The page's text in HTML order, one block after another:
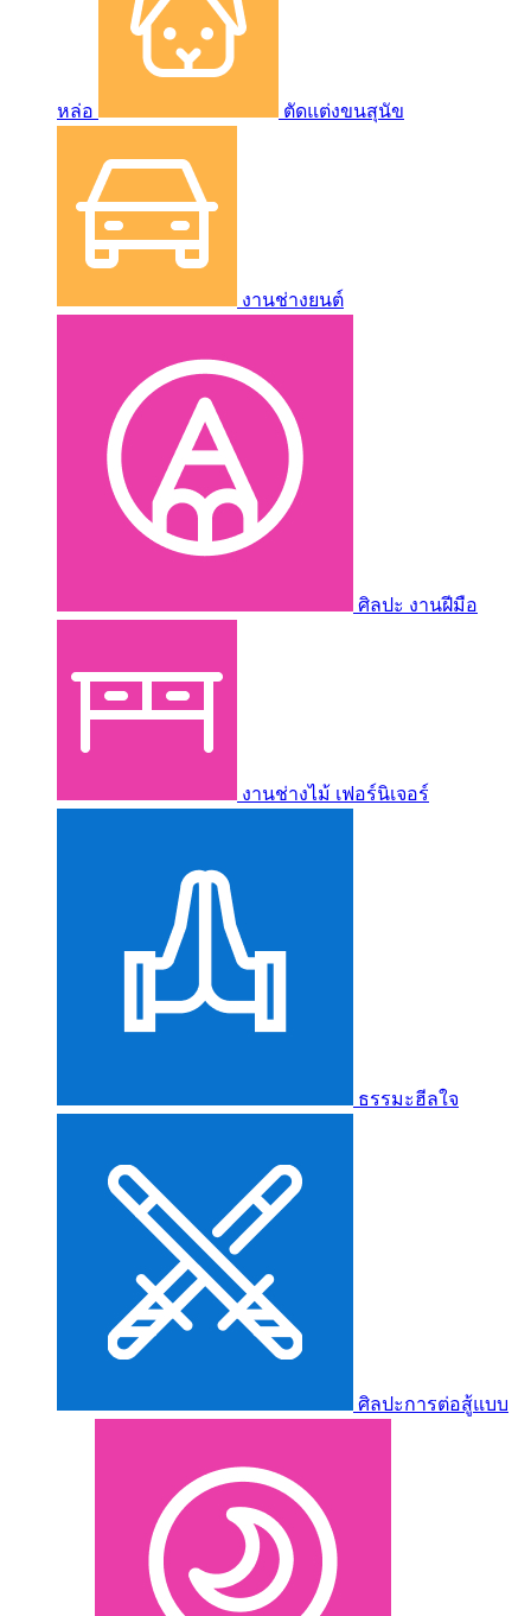
หล่อ ตัดแต่งขนสุนัข
งานช่างยนต์
ศิลปะ งานฝีมือ
งานช่างไม้ เฟอร์นิเจอร์
ธรรมะฮีลใจ
ศิลปะการต่อสู้แบบ